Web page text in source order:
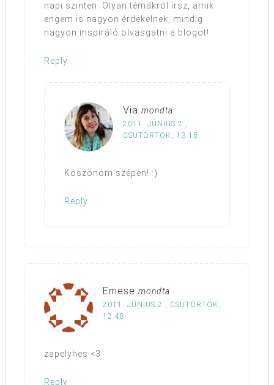
napi szinten. Olyan témákról írsz, amik
engem is nagyon érdekelnek, mindig
nagyon inspiráló olvasgatni a blogot!
Reply
Via mondta
2011. JÚNIUS 2.,
CSÜTÖRTÖK, 13:15
Köszönöm szépen! :)
Reply
Emese mondta
2011. JÚNIUS 2., CSÜTÖRTÖK,
12:48
zapelyhes <3
Reply